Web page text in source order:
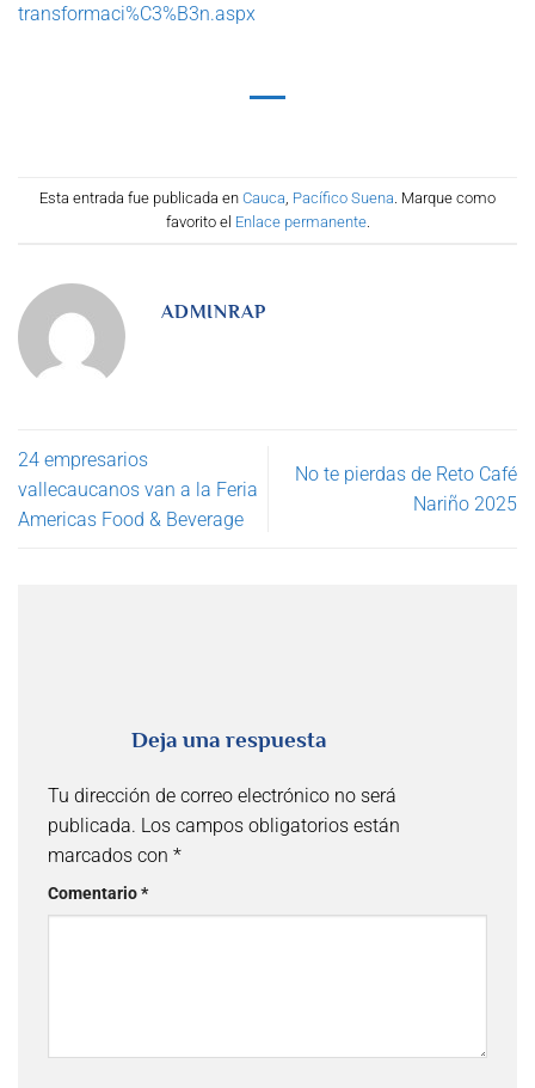
transformaci%C3%B3n.aspx
Esta entrada fue publicada en Cauca Pacífico Suena . Marque como
favorito el Enlace permanente.
ADMINRAP
24 empresarios
vallecaucanos van a la Feria
Americas Food & Beverage
No te pierdas de Reto Café
Nariño 2025
Deja una respuesta
Tu dirección de correo electrónico no será
publicada. Los campos obligatorios están
marcados con *
Comentario*